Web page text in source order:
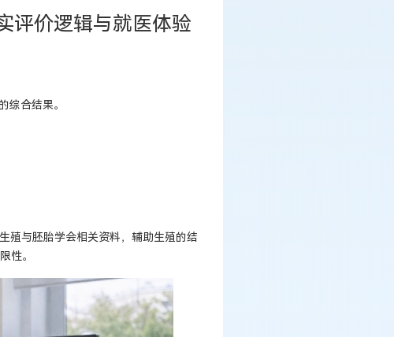
评价逻辑与就医体验
综合结果。
殖与胚胎学会相关资料，辅助生殖的结
性。